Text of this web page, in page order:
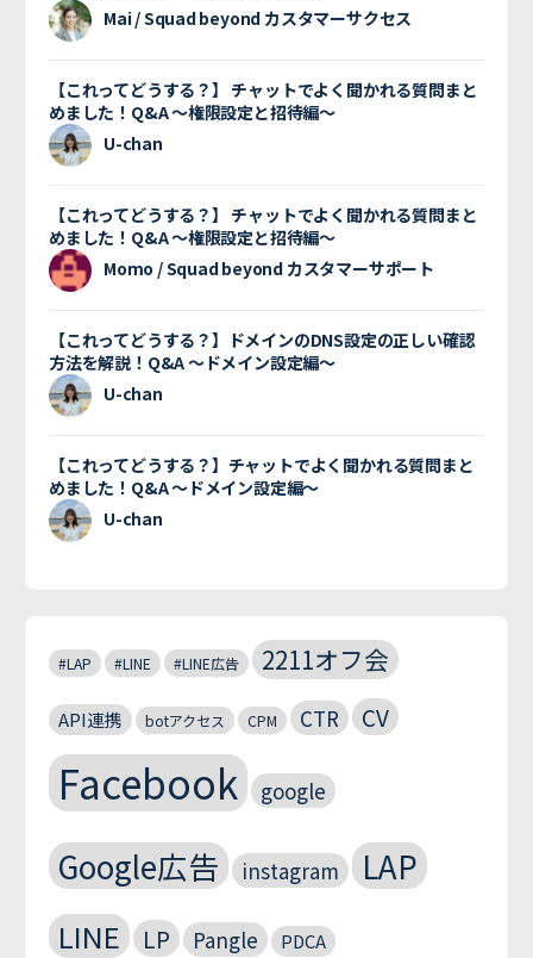
Mai / Squad beyond カスタマーサクセス
【これってどうする？】 チャットでよく聞かれる質問まと
めました！Q&A 〜権限設定と招待編〜
U-chan
【これってどうする？】 チャットでよく聞かれる質問まと
めました！Q&A 〜権限設定と招待編〜
Momo / Squad beyond カスタマーサポート
【これってどうする？】ドメインのDNS設定の正しい確認
方法を解説！Q&A 〜ドメイン設定編〜
U-chan
【これってどうする？】チャットでよく聞かれる質問まと
めました！Q&A 〜ドメイン設定編〜
U-chan
#LAP #LINE #LINE広告 2211オフ会
API連携 botアクセス CPM CTR CV
Facebook google
Google広告 instagram LAP
LINE LP Pangle PDCA